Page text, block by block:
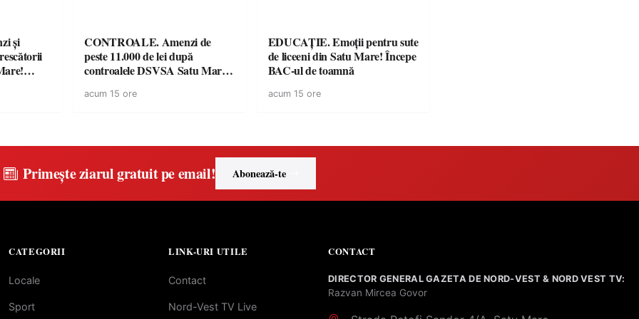
și
apel la
CONTROALE. Amenzi de
peste 11.000 de lei după
controalele DSVSA Satu Mare!
sancționate pentru nereguli
acum 15 ore
EDUCAȚIE. Emoții pentru sute
de liceeni din Satu Mare! Începe
BAC-ul de toamnă
acum 15 ore
Primește ziarul gratuit pe email! Abonează-te
CATEGORII
Locale
Sport
LINK-URI UTILE
Contact
Nord-Vest TV Live
CONTACT
DIRECTOR GENERAL GAZETA DE NORD-VEST & NORD VEST TV:
Razvan Mircea Govor